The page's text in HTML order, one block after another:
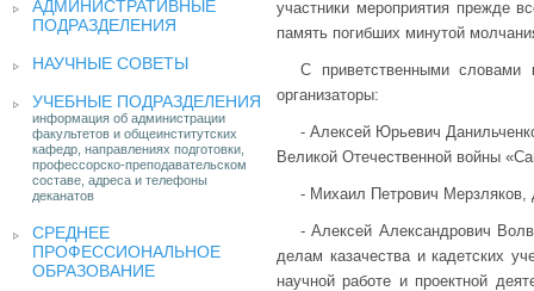
АДМИНИСТРАТИВНЫЕ
ПОДРАЗДЕЛЕНИЯ
НАУЧНЫЕ СОВЕТЫ
УЧЕБНЫЕ ПОДРАЗДЕЛЕНИЯ
информация об администрации
факультетов и общеинститутских
кафедр, направлениях подготовки,
профессорско-преподавательском
составе, адреса и телефоны
деканатов
СРЕДНЕЕ
ПРОФЕССИОНАЛЬНОЕ
ОБРАЗОВАНИЕ
участники мероприятия прежде
память погибших минутой
С приветственными словами
организаторы:
- Алексей Юрьевич
Великой Отечественной войны
- Михаил Петрович Мерзляков,
- Алексей Александрович
делам казачества и кадетских
научной работе и проектной